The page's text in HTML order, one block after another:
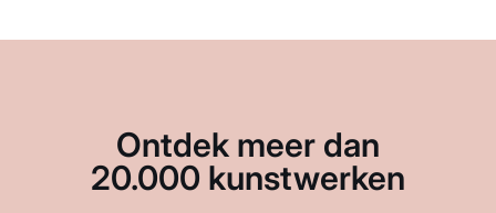
Ontdek meer dan
20.000 kunstwerken